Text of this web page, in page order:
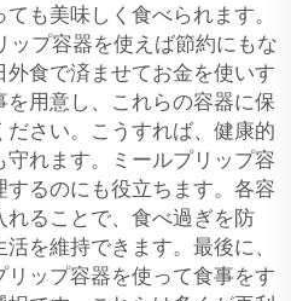
も美味しく食べられます。
ップ容器を使えば節約にもな
外食で済ませてお金を使いす
用意し、これらの容器に保
さい。こうすれば、健康的
れます。ミールプリップ容
るのにも役立ちます。各容
ることで、食べ過ぎを防
を維持できます。最後に、
ップ容器を使って食事をす